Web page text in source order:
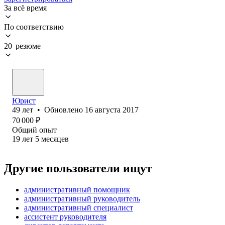
За всё время
По соответствию
20 резюме
Юрист
49 лет • Обновлено 16 августа 2017
70 000 ₽
Общий опыт
19 лет 5 месяцев
Другие пользователи ищут
административный помощник
административный руководитель
административный специалист
ассистент руководителя